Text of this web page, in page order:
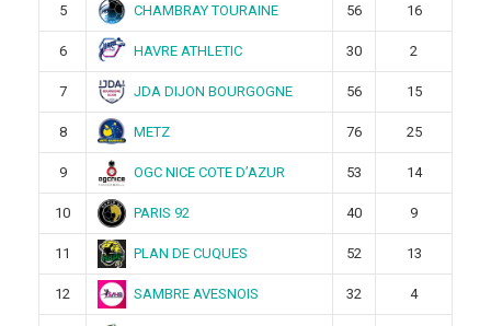
5 CHAMBRAY TOURAINE 56 16
6 HAVRE ATHLETIC 30 2
7 JDA DIJON BOURGOGNE 56 15
8 METZ 76 25
9 OGC NICE COTE D’AZUR 53 14
10 PARIS 92 40 9
11 PLAN DE CUQUES 52 13
12 SAMBRE AVESNOIS 32 4